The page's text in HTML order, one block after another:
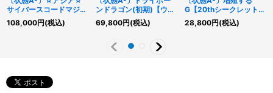
サイバースコードマジシ
ャン【グランドマスタ
ー】{アジアLOCH-
108,000円(税込)
ンドラゴン(初期)【ウル
トラ】{-}《モンスタ
ー》
69,800円(税込)
G【20thシークレット】
{20TH-JPC82}《モン
スター》
28,800円(税込)